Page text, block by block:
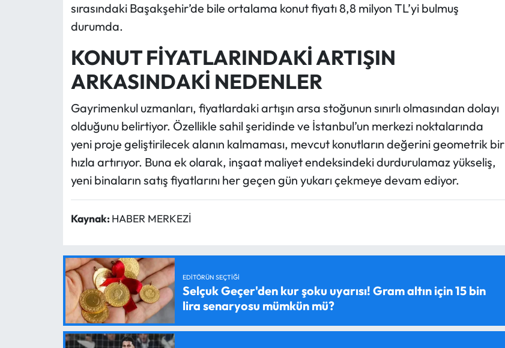
sırasındaki Başakşehir’de bile ortalama konut fiyatı 8,8 milyon TL’yi bulmuş
durumda.
KONUT FİYATLARINDAKİ ARTIŞIN
ARKASINDAKİ NEDENLER
Gayrimenkul uzmanları, fiyatlardaki artışın arsa stoğunun sınırlı olmasından dolayı
olduğunu belirtiyor. Özellikle sahil şeridinde ve İstanbul’un merkezi noktalarında
yeni proje geliştirilecek alanın kalmaması, mevcut konutların değerini geometrik bir
hızla artırıyor. Buna ek olarak, inşaat maliyet endeksindeki durdurulamaz yükseliş,
yeni binaların satış fiyatlarını her geçen gün yukarı çekmeye devam ediyor.
Kaynak: HABER MERKEZİ
EDITÖRÜN SEÇTIĞI
Selçuk Geçer'den kur şoku uyarısı! Gram altın için 15 bin
lira senaryosu mümkün mü?